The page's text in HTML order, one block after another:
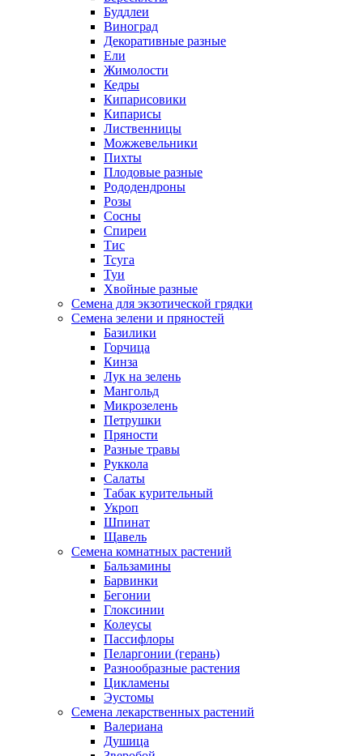
Буддлеи
Виноград
Декоративные разные
Ели
Жимолости
Кедры
Кипарисовики
Кипарисы
Лиственницы
Можжевельники
Пихты
Плодовые разные
Рододендроны
Розы
Сосны
Спиреи
Тис
Тсуга
Туи
Хвойные разные
Семена для экзотической грядки
Семена зелени и пряностей
Базилики
Горчица
Кинза
Лук на зелень
Мангольд
Микрозелень
Петрушки
Пряности
Разные травы
Руккола
Салаты
Табак курительный
Укроп
Шпинат
Щавель
Семена комнатных растений
Бальзамины
Барвинки
Бегонии
Глоксинии
Колеусы
Пассифлоры
Пеларгонии (герань)
Разнообразные растения
Цикламены
Эустомы
Семена лекарственных растений
Валериана
Душица